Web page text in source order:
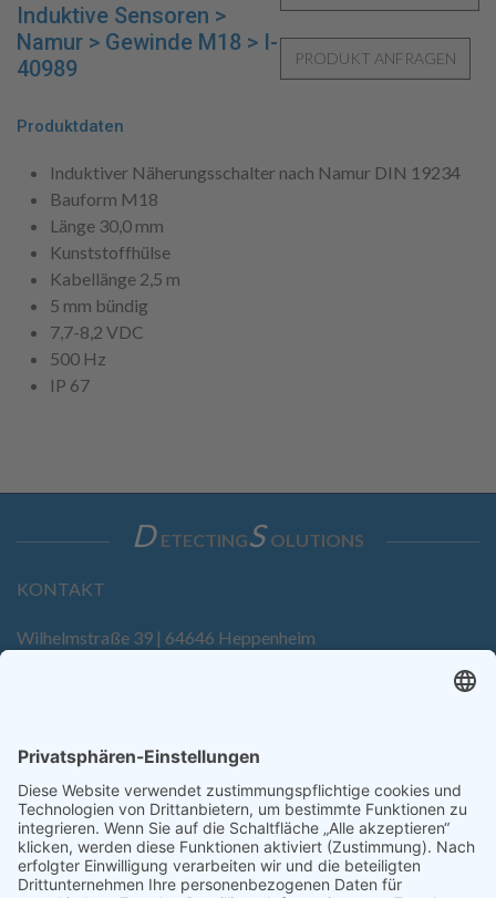
Induktive Sensoren >
Namur > Gewinde M18 > I-
40989
Produktdaten
Induktiver Näherungsschalter nach Namur DIN 19234
Bauform M18
Länge 30,0 mm
Kunststoffhülse
Kabellänge 2,5 m
5 mm bündig
7,7-8,2 VDC
500 Hz
IP 67
D ETECTINGS OLUTIONS
KONTAKT
Wilhelmstraße 39 | 64646 Heppenheim
SERVICE
Anfrage